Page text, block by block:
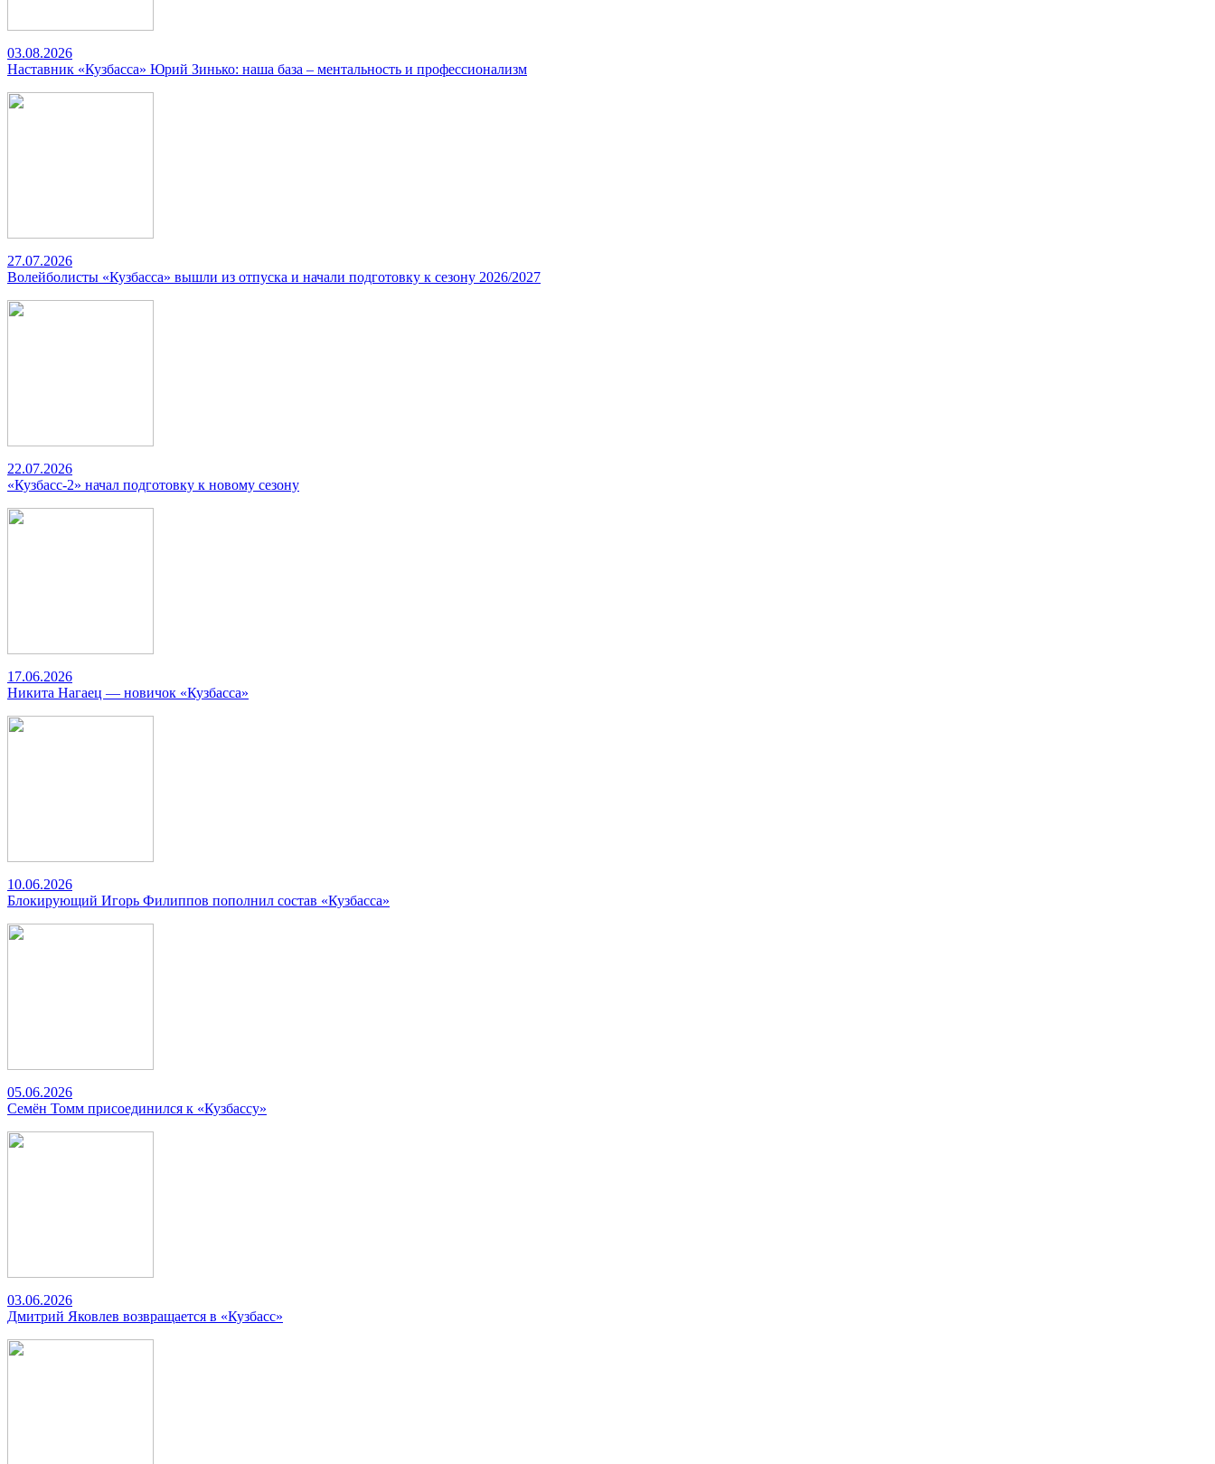
03.08.2026
Наставник «Кузбасса» Юрий Зинько: наша база – ментальность и профессионализм
27.07.2026
Волейболисты «Кузбасса» вышли из отпуска и начали подготовку к сезону 2026/2027
22.07.2026
«Кузбасс-2» начал подготовку к новому сезону
17.06.2026
Никита Нагаец — новичок «Кузбасса»
10.06.2026
Блокирующий Игорь Филиппов пополнил состав «Кузбасса»
05.06.2026
Семён Томм присоединился к «Кузбассу»
03.06.2026
Дмитрий Яковлев возвращается в «Кузбасс»